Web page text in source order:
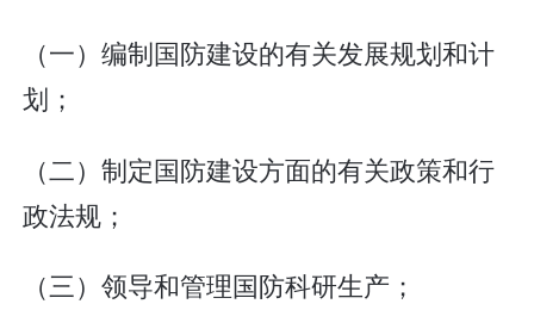
（一）编制国防建设的有关发展规划和计
划；
（二）制定国防建设方面的有关政策和行
政法规；
（三）领导和管理国防科研生产；